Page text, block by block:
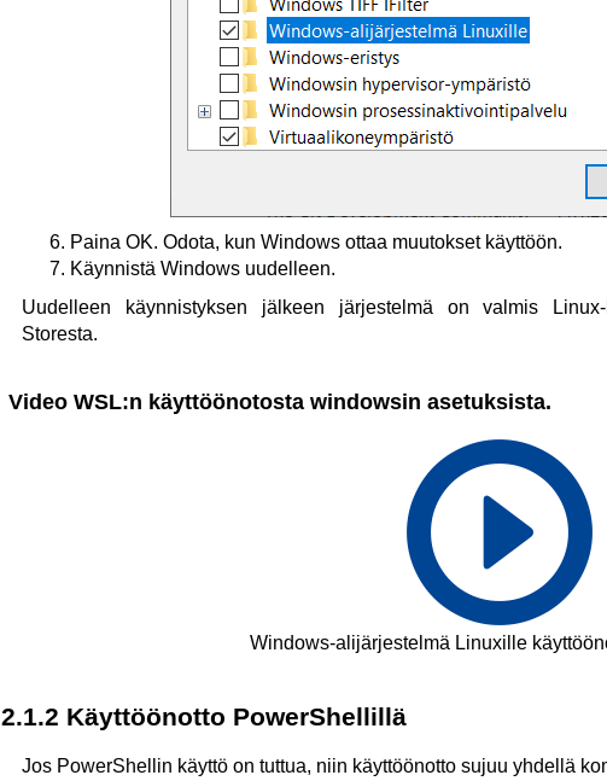
Paina OK. Odota, kun Windows ottaa muutokset käyttöön.
Käynnistä Windows uudelleen.
Uudelleen käynnistyksen jälkeen järjestelmä on valmis Linux-
Storesta.
Video WSL:n käyttöönotosta windowsin asetuksista.
Windows-alijärjestelmä Linuxille
2.1.2 Käyttöönotto PowerShellillä
Jos PowerShellin käyttö on tuttua, niin käyttöönotto sujuu yhdellä